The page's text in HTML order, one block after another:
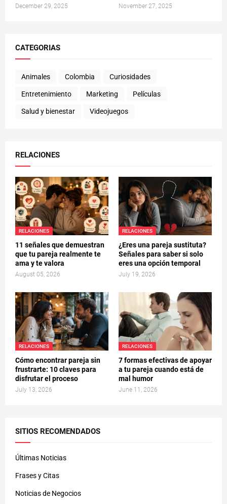
December 29, 2025 November 27, 2025
CATEGORIAS
Animales Colombia Curiosidades
Entretenimiento Marketing Películas
Salud y bienestar Videojuegos
RELACIONES
RELACIONES
11 señales que demuestran
que tu pareja realmente te
ama y te valora
August 05, 2026
RELACIONES
¿Eres una pareja sustituta?
Señales para saber si solo
eres una opción temporal
July 19, 2026
RELACIONES
Cómo encontrar pareja sin
frustrarte: 10 claves para
disfrutar el proceso
July 13, 2026
RELACIONES
7 formas efectivas de apoyar
a tu pareja cuando está de
mal humor
June 11, 2026
SITIOS RECOMENDADOS
Últimas Noticias
Frases y Citas
Noticias de Negocios